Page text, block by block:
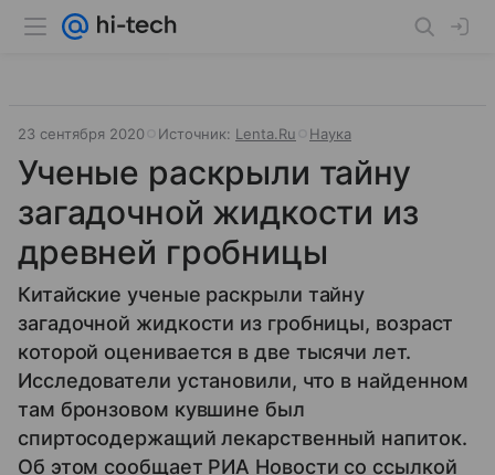
23 сентября 2020 Источник: Lenta.Ru Наука
Ученые раскрыли тайну
загадочной жидкости из
древней гробницы
Китайские ученые раскрыли тайну
загадочной жидкости из гробницы, возраст
которой оценивается в две тысячи лет.
Исследователи установили, что в найденном
там бронзовом кувшине был
спиртосодержащий лекарственный напиток.
Об этом сообщает РИА Новости со ссылкой